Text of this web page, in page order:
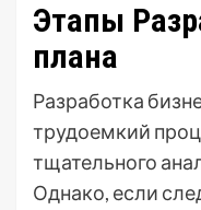
Этапы
плана
Разработка
трудоемкий
тщательного
Однако, если